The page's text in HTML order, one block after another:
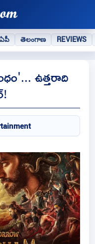
ఏపీ తెలంగాణ REVIEWS
ఉత్తరాది